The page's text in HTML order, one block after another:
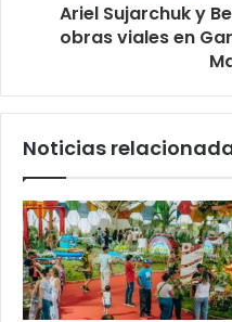
Ariel Sujarchuk y
obras viales en
Noticias